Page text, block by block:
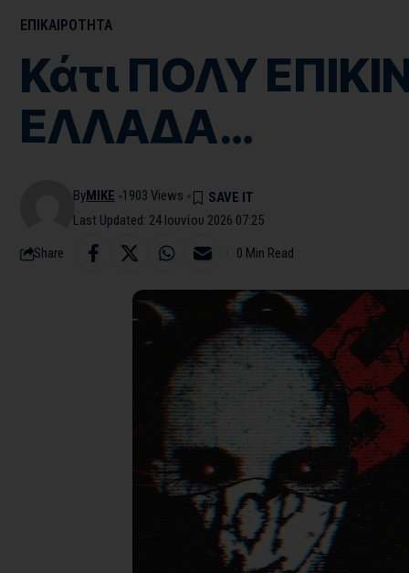
ΕΠΙΚΑΙΡΟΤΗΤΑ
Κάτι ΠΟΛΥ
ΕΛΛΑΔΑ…
Last Updated: 24 Ιουνίου 2026 07:25
ByMIKE 1903 Views
Share 0 Min Read